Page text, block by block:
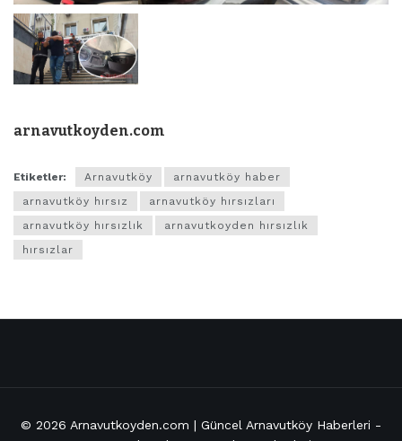
arnavutkoyden.com
Etiketler: Arnavutköy
arnavutköy haber
arnavutköy hırsız
arnavutköy hırsızları
arnavutköy hırsızlık
arnavutkoyden hırsızlık
hırsızlar
© 2026 Arnavutkoyden.com | Güncel Arnavutköy Haberleri -